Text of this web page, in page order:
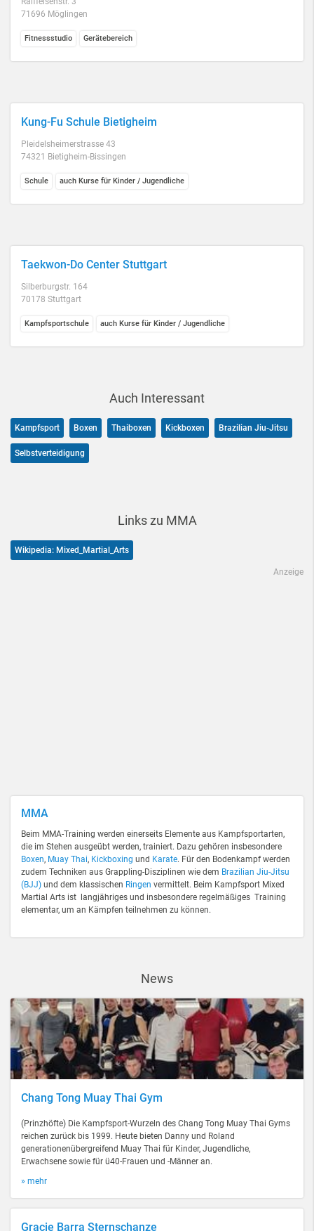
MMA
Beim MMA-Training werden einerseits Elemente aus Kampfsportarten,
die im Stehen ausgeübt werden, trainiert. Dazu gehören insbesondere
Boxen, Muay Thai, Kickboxing und Karate. Für den Bodenkampf werden
zudem Techniken aus Grappling-Disziplinen wie dem Brazilian Jiu-Jitsu
(BJJ) und dem klassischen Ringen vermittelt. Beim Kampfsport Mixed
Martial Arts ist langjähriges und insbesondere regelmäßiges Training
elementar, um an Kämpfen teilnehmen zu können.
71696 Möglingen
Fitnessstudio Gerätebereich
Kung-Fu Schule Bietigheim
Pleidelsheimerstrasse 43
74321 Bietigheim-Bissingen
Schule auch Kurse für Kinder / Jugendliche
Taekwon-Do Center Stuttgart
Silberburgstr. 164
70178 Stuttgart
Kampfsportschule auch Kurse für Kinder / Jugendliche
Auch Interessant
Kampfsport Boxen Thaiboxen Kickboxen Brazilian Jiu-Jitsu
Selbstverteidigung
Links zu MMA
Wikipedia: Mixed_Martial_Arts
Anzeige
News
Chang Tong Muay Thai Gym
(Prinzhöfte) Die Kampfsport-Wurzeln des Chang Tong Muay Thai Gyms
reichen zurück bis 1999. Heute bieten Danny und Roland
generationenübergreifend Muay Thai für Kinder, Jugendliche,
Erwachsene sowie für ü40-Frauen und -Männer an.
» mehr
Gracie Barra Sternschanze